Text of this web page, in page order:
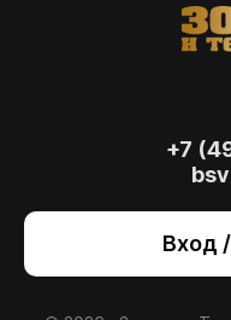
+7
Вход
также для